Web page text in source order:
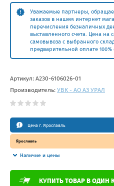
Уважаемые партнеры,
заказов в нашем интернет
перечисления безналичных
выставленного счета. Цена на
самовывоза с выбранного
предварительной оплате 100%
Артикул: А230-6106026-01
Производитель: УВК - АО АЗ УРАЛ
Цена г. Ярославль
Ярославль
Наличие и цены
КУПИТЬ ТОВАР В ОДИН